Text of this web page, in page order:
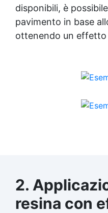
disponibili, è
pavimento in base
ottenendo un
2.
resina con